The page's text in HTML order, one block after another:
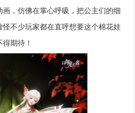
，仿佛在掌心呼吸，把公主们的细
不少玩家都在直呼想要这个棉花娃
期待！